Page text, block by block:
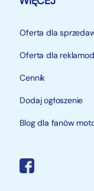
Oferta dla
Oferta dla
Cennik
Dodaj ogłoszenie
Blog dla fanów